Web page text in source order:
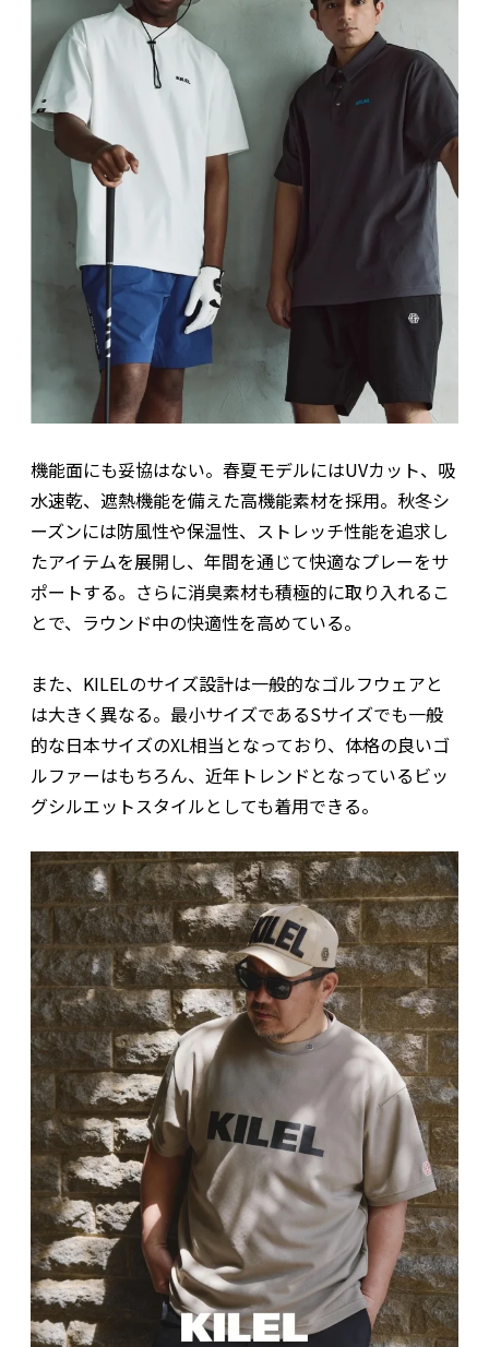
機能面にも妥協はない。春夏モデルにはUVカット、吸
水速乾、遮熱機能を備えた高機能素材を採用。秋冬シ
ーズンには防風性や保温性、ストレッチ性能を追求し
たアイテムを展開し、年間を通じて快適なプレーをサ
ポートする。さらに消臭素材も積極的に取り入れるこ
とで、ラウンド中の快適性を高めている。
また、KILELのサイズ設計は一般的なゴルフウェアと
は大きく異なる。最小サイズであるSサイズでも一般
的な日本サイズのXL相当となっており、体格の良いゴ
ルファーはもちろん、近年トレンドとなっているビッ
グシルエットスタイルとしても着用できる。